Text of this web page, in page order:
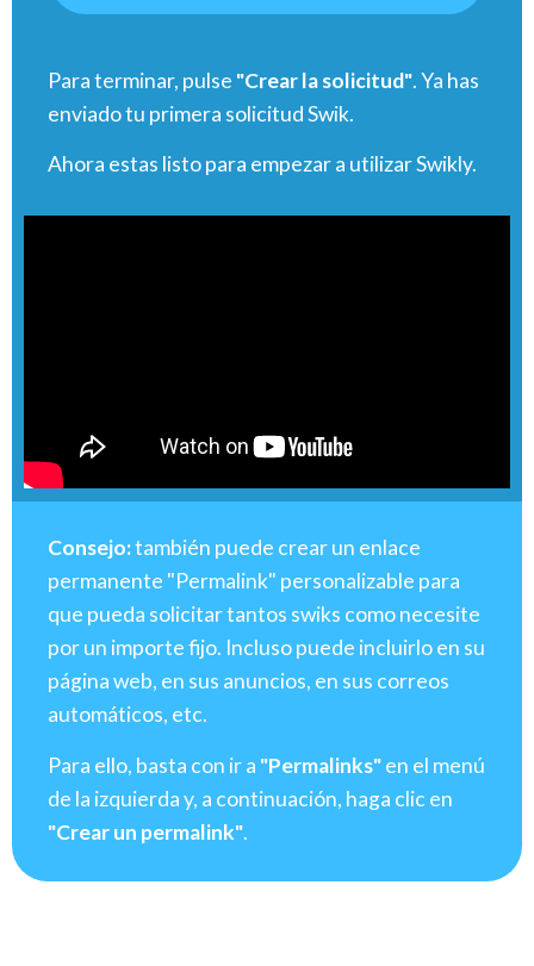
Para terminar, pulse "Crear la solicitud".Ya has
enviado tu primera solicitud Swik.
Ahora estas listo para empezar a utilizar Swikly.
Consejo:también puede crear un enlace
permanente "Permalink" personalizable para
que pueda solicitar tantos swiks como necesite
por un importe fijo. Incluso puede incluirlo en su
página web, en sus anuncios, en sus correos
automáticos, etc.
Para ello, basta con ir a "Permalinks"en el menú
de la izquierda y, a continuación, haga clic en
"Crear un permalink".